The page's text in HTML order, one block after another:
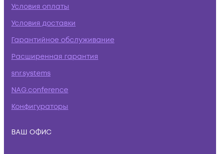
Условия оплаты
Условия доставки
Гарантийное обслуживание
Расширенная гарантия
snr.systems
NAG.conference
Конфигураторы
ВАШ ОФИС